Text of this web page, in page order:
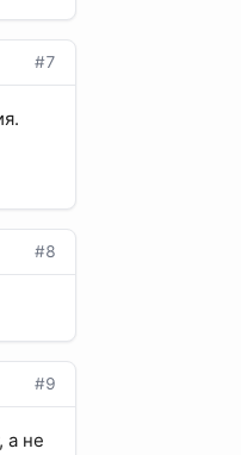
#7
#8
#9
а не